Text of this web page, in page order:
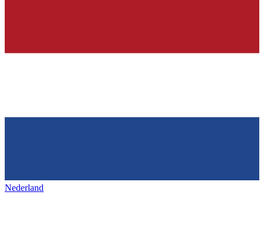
Nederland